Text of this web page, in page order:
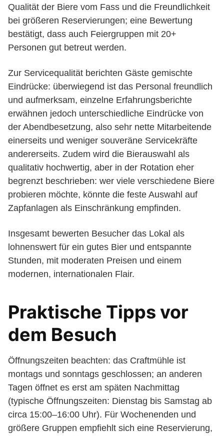
Qualität der Biere vom Fass und die Freundlichkeit
bei größeren Reservierungen; eine Bewertung
bestätigt, dass auch Feiergruppen mit 20+
Personen gut betreut werden.
Zur Servicequalität berichten Gäste gemischte
Eindrücke: überwiegend ist das Personal freundlich
und aufmerksam, einzelne Erfahrungsberichte
erwähnen jedoch unterschiedliche Eindrücke von
der Abendbesetzung, also sehr nette Mitarbeitende
einerseits und weniger souveräne Servicekräfte
andererseits. Zudem wird die Bierauswahl als
qualitativ hochwertig, aber in der Rotation eher
begrenzt beschrieben: wer viele verschiedene Biere
probieren möchte, könnte die feste Auswahl auf
Zapfanlagen als Einschränkung empfinden.
Insgesamt bewerten Besucher das Lokal als
lohnenswert für ein gutes Bier und entspannte
Stunden, mit moderaten Preisen und einem
modernen, internationalen Flair.
Praktische Tipps vor
dem Besuch
Öffnungszeiten beachten: das Craftmühle ist
montags und sonntags geschlossen; an anderen
Tagen öffnet es erst am späten Nachmittag
(typische Öffnungszeiten: Dienstag bis Samstag ab
circa 15:00–16:00 Uhr). Für Wochenenden und
größere Gruppen empfiehlt sich eine Reservierung,